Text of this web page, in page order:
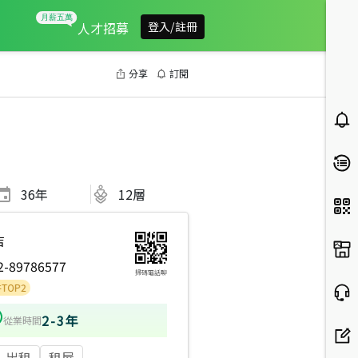
人才招募 登入/註冊
分享 訂閱
36年 12層
89786577
掃碼電話聊
從業時間2-3年